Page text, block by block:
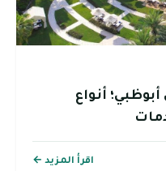
أنواع
اقرأ المزيد ←